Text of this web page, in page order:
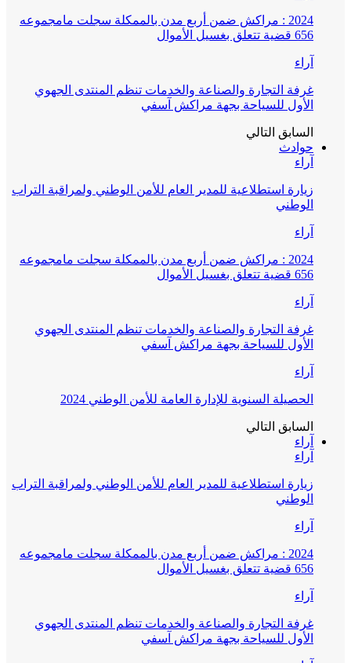
2024 : مراكش ضمن أربع مدن بالممكلة سجلت مامجموعه
656 قضية تتعلق بغسيل الأموال
آراء
غرفة التجارة والصناعة والخدمات تنظم المنتدى الجهوي
الأول للسياحة بجهة مراكش آسفي
السابق التالي
حوادث
آراء
زيارة استطلاعية للمدير العام للأمن الوطني ولمراقبة التراب
الوطني
آراء
2024 : مراكش ضمن أربع مدن بالممكلة سجلت مامجموعه
656 قضية تتعلق بغسيل الأموال
آراء
غرفة التجارة والصناعة والخدمات تنظم المنتدى الجهوي
الأول للسياحة بجهة مراكش آسفي
آراء
الحصيلة السنوية للإدارة العامة للأمن الوطني 2024
السابق التالي
آراء
آراء
زيارة استطلاعية للمدير العام للأمن الوطني ولمراقبة التراب
الوطني
آراء
2024 : مراكش ضمن أربع مدن بالممكلة سجلت مامجموعه
656 قضية تتعلق بغسيل الأموال
آراء
غرفة التجارة والصناعة والخدمات تنظم المنتدى الجهوي
الأول للسياحة بجهة مراكش آسفي